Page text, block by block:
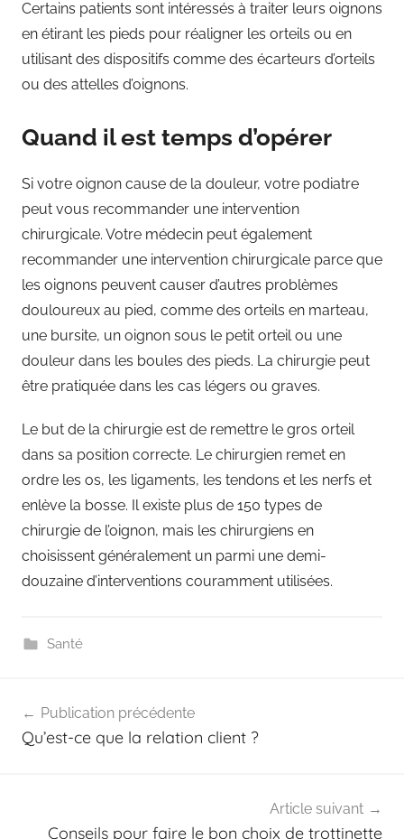
Certains patients sont intéressés à traiter leurs oignons
en étirant les pieds pour réaligner les orteils ou en
utilisant des dispositifs comme des écarteurs d’orteils
ou des attelles d’oignons.
Quand il est temps d’opérer
Si votre oignon cause de la douleur, votre podiatre
peut vous recommander une intervention
chirurgicale. Votre médecin peut également
recommander une intervention chirurgicale parce que
les oignons peuvent causer d’autres problèmes
douloureux au pied, comme des orteils en marteau,
une bursite, un oignon sous le petit orteil ou une
douleur dans les boules des pieds. La chirurgie peut
être pratiquée dans les cas légers ou graves.
Le but de la chirurgie est de remettre le gros orteil
dans sa position correcte. Le chirurgien remet en
ordre les os, les ligaments, les tendons et les nerfs et
enlève la bosse. Il existe plus de 150 types de
chirurgie de l’oignon, mais les chirurgiens en
choisissent généralement un parmi une demi-
douzaine d’interventions couramment utilisées.
Santé
de
Publication précédente
Qu’est-ce que la relation client ?
Article suivant
Conseils pour faire le bon choix de trottinette